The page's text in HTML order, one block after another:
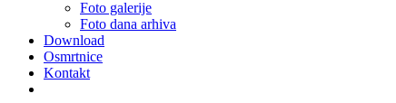
Foto galerije
Foto dana arhiva
Download
Osmrtnice
Kontakt